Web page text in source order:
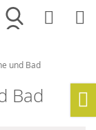
Merkliste
und Bad
Bad